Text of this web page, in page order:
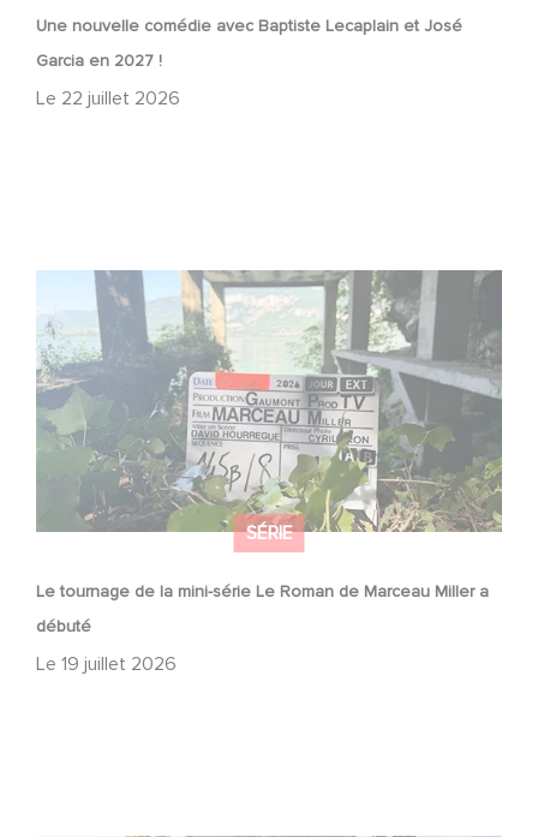
Une nouvelle comédie avec Baptiste Lecaplain et José
Garcia en 2027 !
Le 22 juillet 2026
SÉRIE
Le tournage de la mini-série Le Roman de Marceau Miller a
débuté
Le 19 juillet 2026
Le tournage de la mini-série Le Roman de Marceau Miller
a débuté